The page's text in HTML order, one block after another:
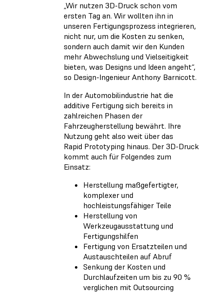
„Wir nutzen 3D-Druck schon vom
ersten Tag an. Wir wollten ihn in
unseren Fertigungsprozess integrieren,
nicht nur, um die Kosten zu senken,
sondern auch damit wir den Kunden
mehr Abwechslung und Vielseitigkeit
bieten, was Designs und Ideen angeht“,
so Design-Ingenieur Anthony Barnicott.
In der Automobilindustrie hat die
additive Fertigung sich bereits in
zahlreichen Phasen der
Fahrzeugherstellung bewährt. Ihre
Nutzung geht also weit über das
Rapid Prototyping hinaus. Der 3D-Druck
kommt auch für Folgendes zum
Einsatz:
Herstellung maßgefertigter,
komplexer und
hochleistungsfähiger Teile
Herstellung von
Werkzeugausstattung und
Fertigungshilfen
Fertigung von Ersatzteilen und
Austauschteilen auf Abruf
Senkung der Kosten und
Durchlaufzeiten um bis zu 90 %
verglichen mit Outsourcing